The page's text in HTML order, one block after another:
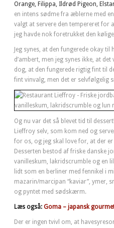
Orange, Filippa, Ildrød Pigeon,
en intens sødme fra æblerne med
valgt at servere den tempereret for
jeg havde nok foretrukket den
Jeg synes, at den fungerede okay
d’ambert, men jeg synes ikke, at
dog, at den fungerede rigtig fint til
fint vinvalg, men det er selvfølgelig
Og nu var det så blevet tid til
Lieffroy selv, som kom ned og
for os, og jeg skal love for, at der er
Desserten bestod af friske danske
vanilleskum, lakridscrumble og en
lidt som en berliner med fennikel i
mazarin/marcipan “kaviar”, ymer,
og pyntet med sødskærm.
Læs også: Goma – japansk
Der er ingen tvivl om, at